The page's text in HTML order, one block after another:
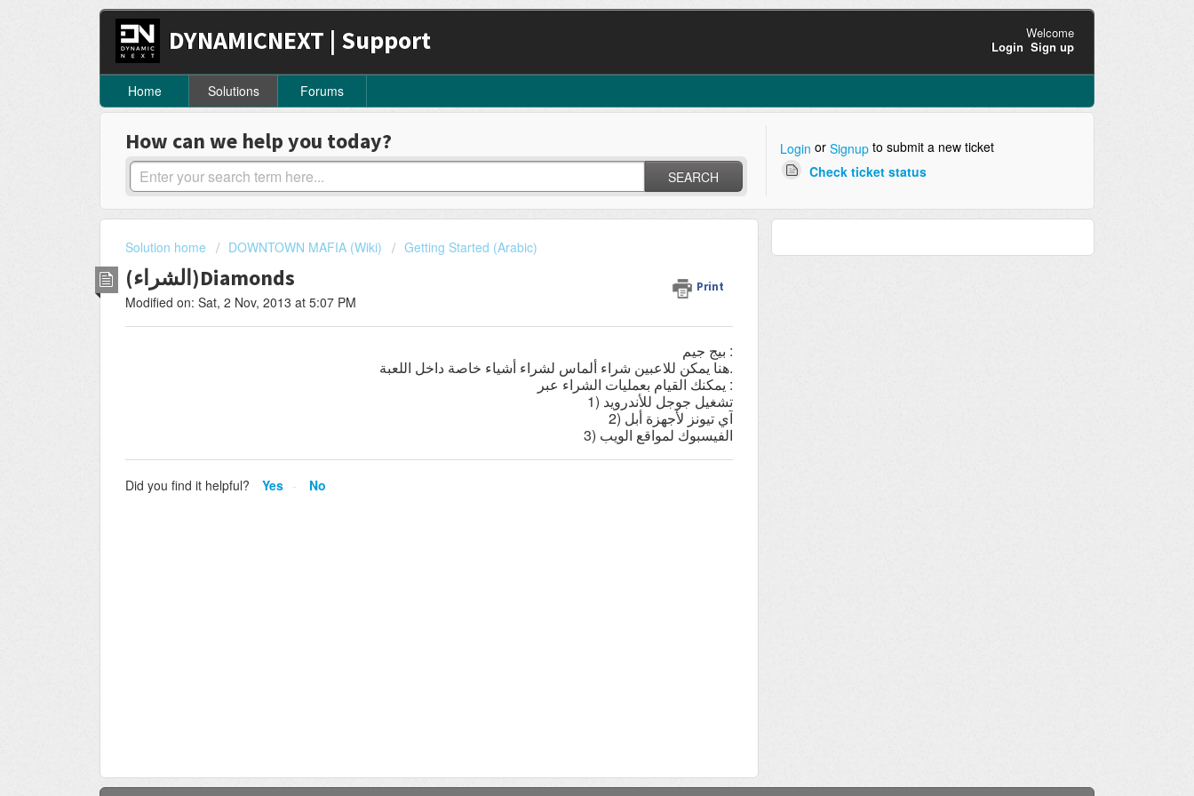
DYNAMICNEXT | Support
Welcome
Login Sign up
Home Solutions Forums
How can we help you today?
SEARCH
Login or Signupto submit a new ticket
Check ticket status
Solution home DOWNTOWN MAFIA (Wiki) Getting Started (Arabic)
(الشراء)Diamonds Print
Modified on: Sat, 2 Nov, 2013 at 5:07 PM
بيج جيم :
هنا يمكن للاعبين شراء ألماس لشراء أشياء خاصة داخل اللعبة .
يمكنك القيام بعمليات الشراء عبر
:
1)
تشغيل جوجل للأندرويد
2) آي تيونز لأجهزة أبل
3) الفيسبوك لمواقع الويب
Did you find it helpful? Yes No